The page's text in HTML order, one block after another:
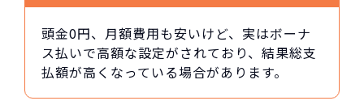
頭金0円、月額費用も安いけど、実はボーナ
ス払いで高額な設定がされており、結果総支
払額が高くなっている場合があります。